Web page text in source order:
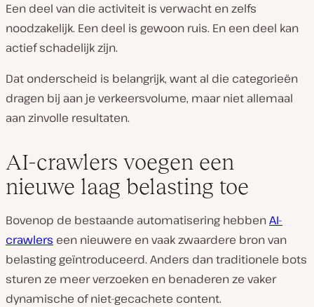
Een deel van die activiteit is verwacht en zelfs
noodzakelijk. Een deel is gewoon ruis. En een deel kan
actief schadelijk zijn.
Dat onderscheid is belangrijk, want al die categorieën
dragen bij aan je verkeersvolume, maar niet allemaal
aan zinvolle resultaten.
AI-crawlers voegen een
nieuwe laag belasting toe
Bovenop de bestaande automatisering hebbenAI-
crawlers een nieuwere en vaak zwaardere bron van
belasting geïntroduceerd. Anders dan traditionele bots
sturen ze meer verzoeken en benaderen ze vaker
dynamische of niet-gecachete content.